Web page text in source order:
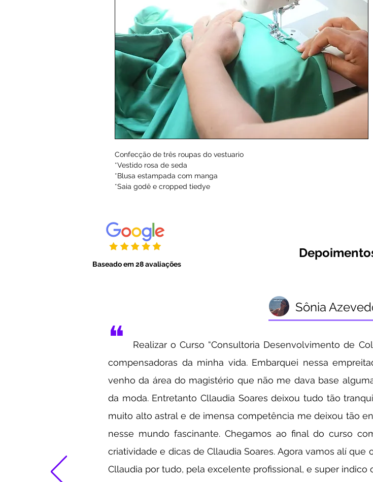
Confecção de três roupas do vestuario
*Vestido rosa de seda
*Blusa estampada com manga
*Saia godê e cropped tiedye
Sônia
❝
Realizar o Curso “Consultoria Desenvolvimento de
compensadoras da minha vida. Embarquei nessa
venho da área do magistério que não me dava base
da moda. Entretanto Cllaudia Soares deixou tudo tão
muito alto astral e de imensa competência me deixou tão
nesse mundo fascinante. Chegamos ao final do curso
criatividade e dicas de Cllaudia Soares. Agora vamos alí que
Cllaudia por tudo, pela excelente profissional, e super
Baseado em 28 avaliações